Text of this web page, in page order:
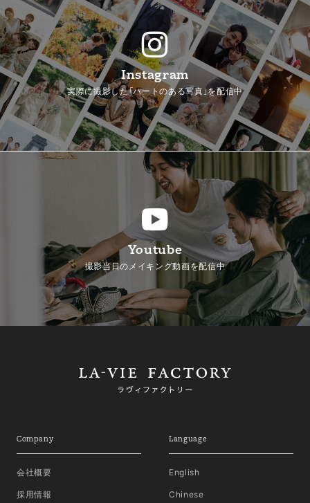
Instagram
実際に撮影した「ハートのある写真」を配信中
Youtube
撮影当日のメイキング動画を配信中
Company
会社概要
採用情報
Language
English
Chinese